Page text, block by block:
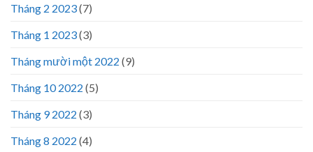
Tháng 2 2023(7)
Tháng 1 2023(3)
Tháng mười một 2022 (9)
Tháng 10 2022 (5)
Tháng 9 2022 (3)
Tháng 8 2022 (4)